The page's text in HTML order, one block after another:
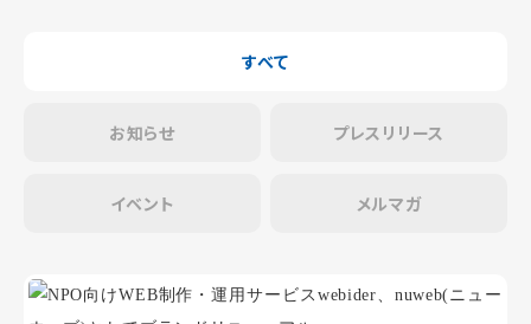
すべて
お知らせ プレスリリース
イベント メルマガ